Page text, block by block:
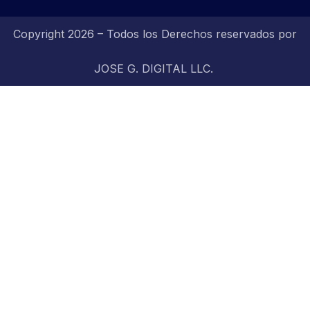
Copyright 2026 – Todos los Derechos reservados por
JOSE G. DIGITAL LLC.